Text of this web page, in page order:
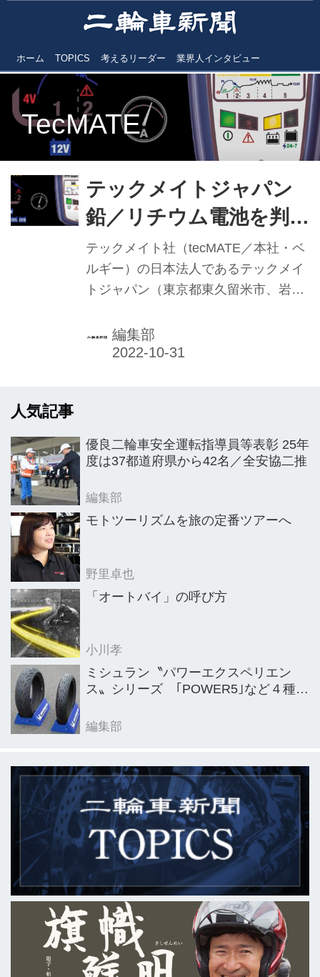
ホーム TOPICS 考えるリーダー 業界人インタビュー
TecMATE
テックメイトジャパン
鉛／リチウム電池を判別
する OptiMATE 2 DUO
充電器を投入
テックメイト社（tecMATE／本社・ベ
ルギー）の日本法人であるテックメイ
トジャパン（東京都東久留米市、岩渕
DUO充電器』（オプティメイト２デュ
オ）の国内販売を開始した。
編集部
人気記事
優良二輪車安全運転指導員等表彰 25年
度は37都道府県から42名／全安協二推
編集部
モトツーリズムを旅の定番ツアーへ
野里卓也
「オートバイ」の呼び方
小川孝
ミシュラン〝パワーエクスペリエン
ス〟シリーズ ｢POWER5｣など４種を
編集部